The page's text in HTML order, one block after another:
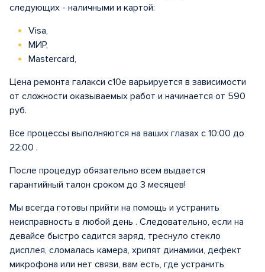
следующих - наличными и картой:
Visa,
МИР,
Mastercard,
Цена ремонта галакси с10е варьируется в зависимости
от сложности оказываемых работ и начинается от 590
руб.
Все процессы выполняются на ваших глазах с 10:00 до
22:00 .
После процедур обязательно всем выдается
гарантийный талон сроком до 3 месяцев!
Мы всегда готовы прийти на помощь и устранить
неисправность в любой день . Следовательно, если на
девайсе быстро садится заряд, треснуло стекло
дисплея, сломалась камера, хрипят динамики, дефект
микрофона или нет связи, вам есть, где устранить